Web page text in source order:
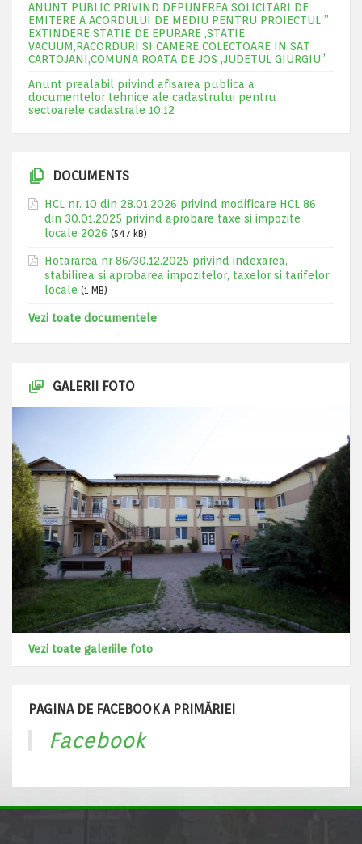
ANUNT PUBLIC PRIVIND DEPUNEREA SOLICITARI DE
EMITERE A ACORDULUI DE MEDIU PENTRU PROIECTUL ”
EXTINDERE STATIE DE EPURARE ,STATIE
VACUUM,RACORDURI SI CAMERE COLECTOARE IN SAT
CARTOJANI,COMUNA ROATA DE JOS ,JUDETUL GIURGIU”
Anunt prealabil privind afisarea publica a
documentelor tehnice ale cadastrului pentru
sectoarele cadastrale 10,12
DOCUMENTS
HCL nr. 10 din 28.01.2026 privind modificare HCL 86
din 30.01.2025 privind aprobare taxe si impozite
locale 2026 (547 kB)
Hotararea nr 86/30.12.2025 privind indexarea,
stabilirea si aprobarea impozitelor, taxelor si tarifelor
locale (1 MB)
Vezi toate documentele
GALERII FOTO
Vezi toate galeriile foto
PAGINA DE FACEBOOK A PRIMĂRIEI
Facebook